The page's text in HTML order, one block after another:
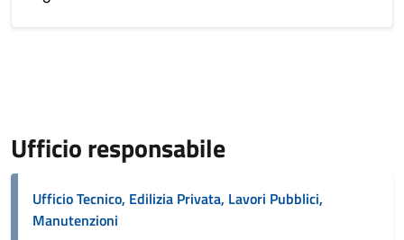
Ufficio responsabile
Ufficio Tecnico, Edilizia Privata, Lavori Pubblici,
Manutenzioni